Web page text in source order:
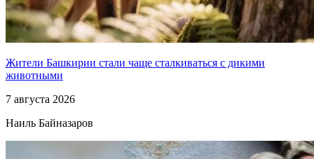
Жители Башкирии стали чаще сталкиваться с дикими
животными
7 августа 2026
Наиль Байназаров